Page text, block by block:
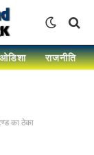
राजनीति
का ठेका